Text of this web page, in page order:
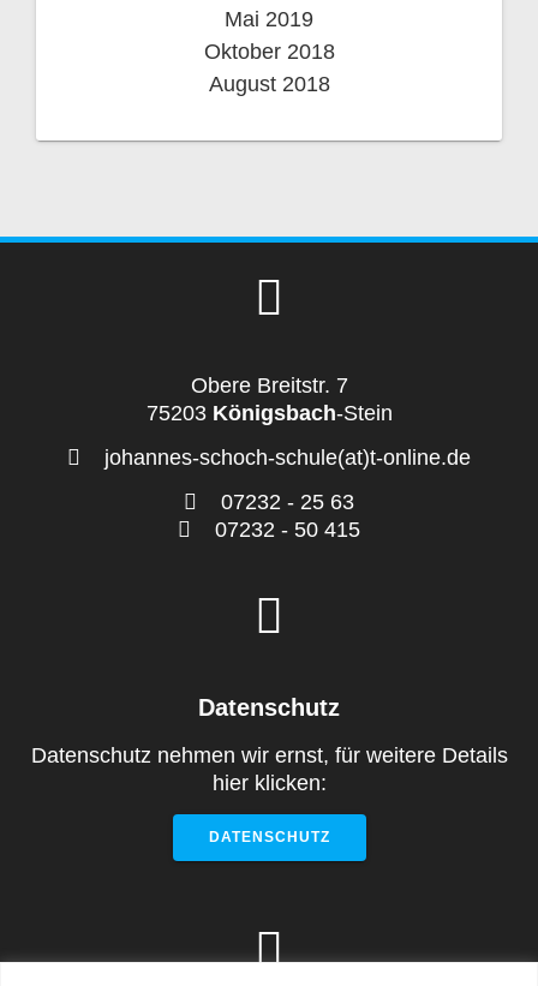
Mai 2019
Oktober 2018
August 2018
Obere Breitstr. 7
75203 Königsbach-Stein
johannes-schoch-schule(at)t-online.de
07232 - 25 63
07232 - 50 415
Datenschutz
Datenschutz nehmen wir ernst, für weitere Details
hier klicken:
DATENSCHUTZ